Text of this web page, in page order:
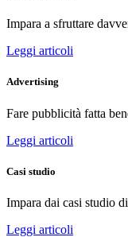
Impara a sfruttare
Leggi articoli
Advertising
Fare pubblicità fatta
Leggi articoli
Casi studio
Impara dai casi studio
Leggi articoli